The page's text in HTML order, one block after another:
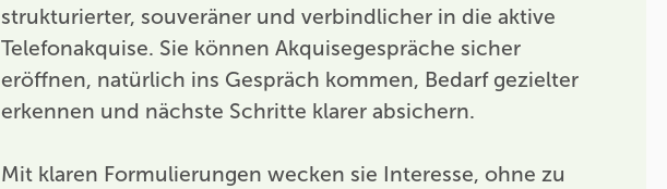
strukturierter, souveräner und verbindlicher in die aktive
Telefonakquise. Sie können Akquisegespräche sicher
eröffnen, natürlich ins Gespräch kommen, Bedarf gezielter
erkennen und nächste Schritte klarer absichern.
Mit klaren Formulierungen wecken sie Interesse, ohne zu